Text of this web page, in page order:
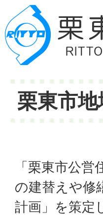
栗東市
「栗東市公
の建替えや修
計画」を策定